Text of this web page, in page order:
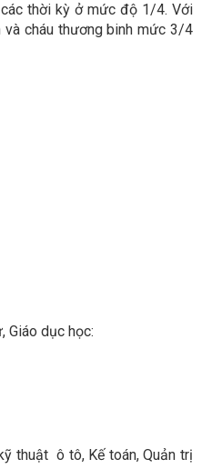
thời kỳ ở mức độ 1/4. Với
và cháu thương binh mức 3/4
Giáo dục học:
thuật ô tô, Kế toán, Quản trị